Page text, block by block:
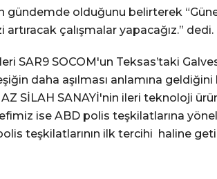
gündemde olduğunu belirterek
çalışmalar yapacağız.” dedi.
SAR9 SOCOM'un Teksas’taki
daha aşılması anlamına
SİLAH SANAYİ'nin ileri teknoloji
ise ABD polis teşkilatlarına
teşkilatlarının ilk tercihi haline